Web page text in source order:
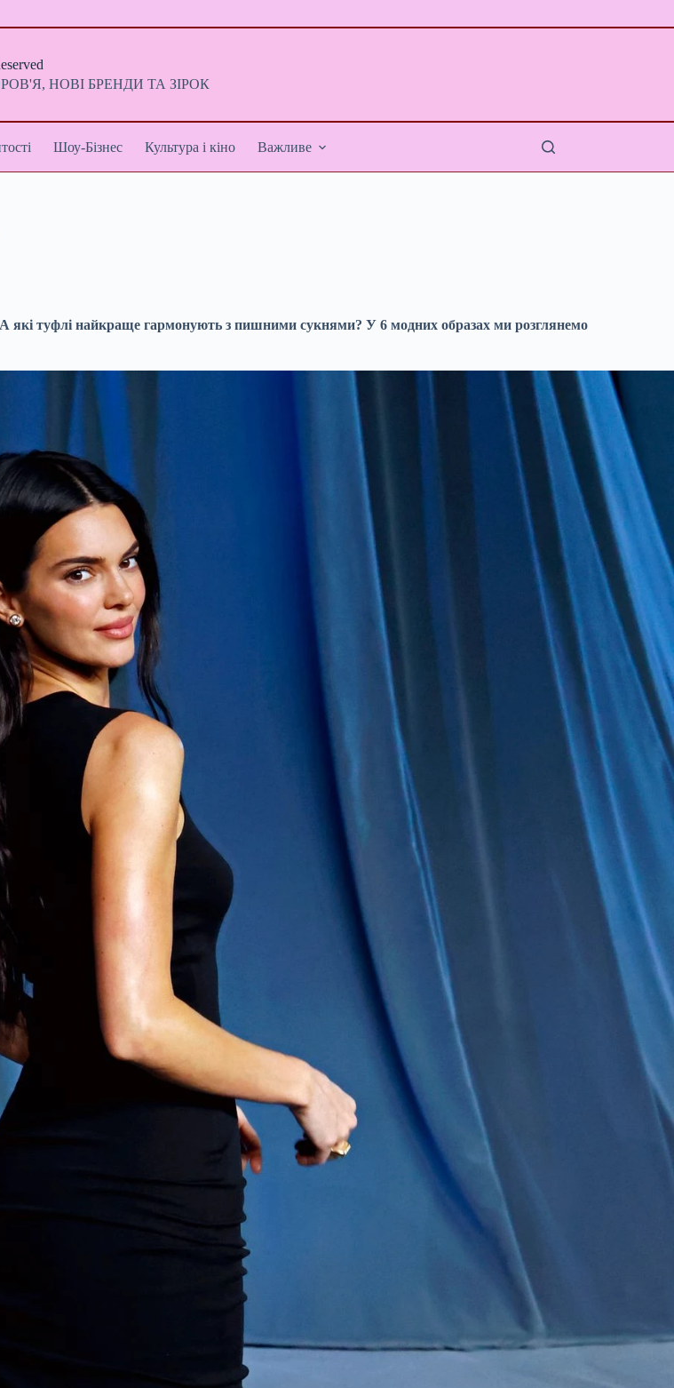
НОВІ БРЕНДИ ТА ЗІРОК
Шоу-Бізнес Культура і кіно Важливе
А які туфлі найкраще гармонують з пишними сукнями? У 6 модних образах ми розглянемо